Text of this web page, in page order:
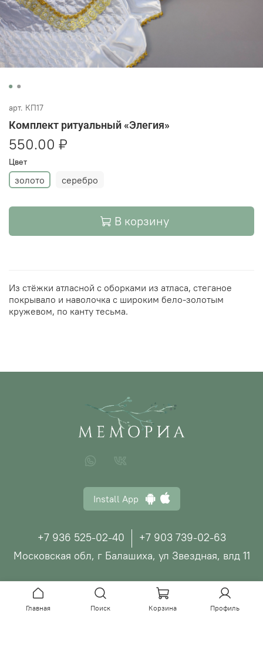
арт. КП17
Комплект ритуальный «Элегия»
550.00 ₽
Цвет
золото серебро
В корзину
Из стёжки атласной с оборками из атласа, стеганое
покрывало и наволочка с широким бело-золотым
кружевом, по канту тесьма.
Install App
+7 936 525-02-40
+7 903 739-02-63
Московская обл, г Балашиха, ул Звездная, влд 11
© ООО "МЕМОРИА", 2026
Главная Поиск Корзина Профиль